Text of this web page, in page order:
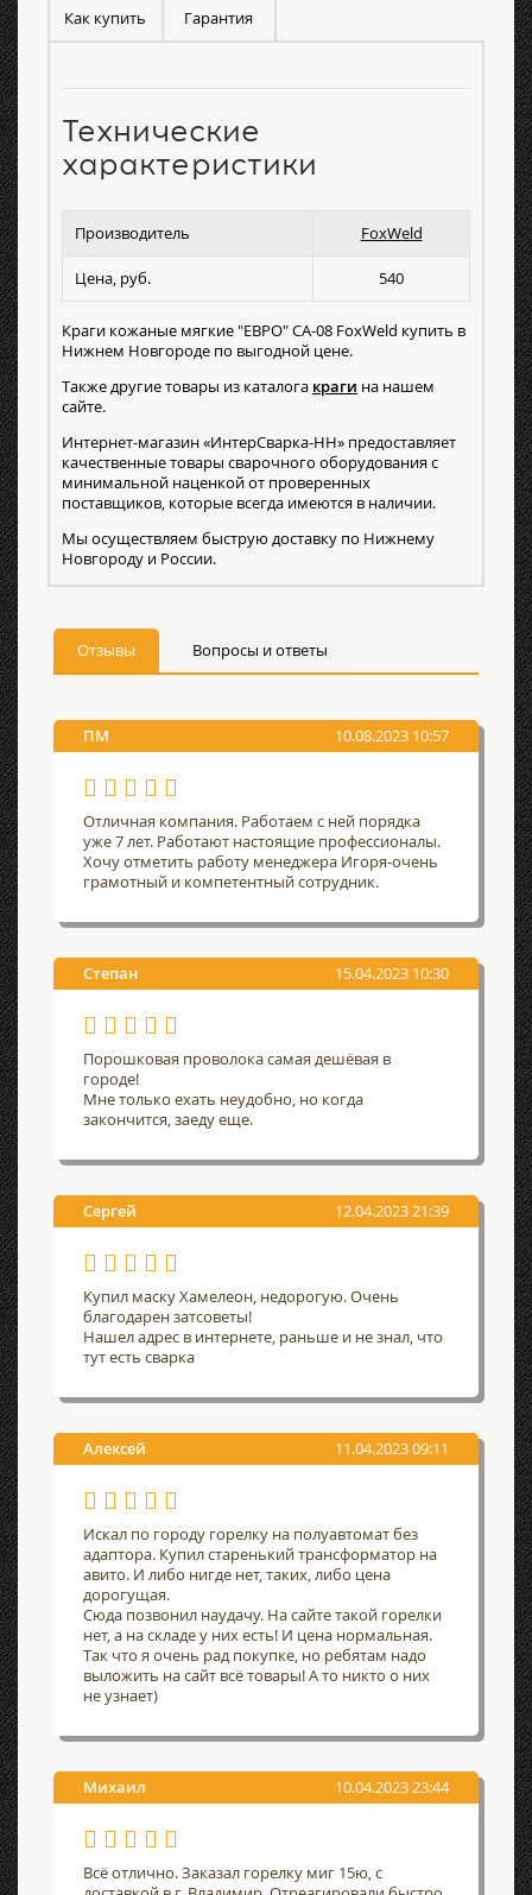
Как купить Гарантия
Технические
характеристики
Производитель FoxWeld
Цена, руб. 540
Краги кожаные мягкие "ЕВРО" СА-08 FoxWeld купить в
Нижнем Новгороде по выгодной цене.
Также другие товары из каталога краги на нашем
сайте.
Интернет-магазин «ИнтерСварка-НН» предоставляет
качественные товары сварочного оборудования с
минимальной наценкой от проверенных
поставщиков, которые всегда имеются в наличии.
Мы осуществляем быструю доставку по Нижнему
Новгороду и России.
Отзывы Вопросы и ответы
ПМ 10.08.2023 10:57
Отличная компания. Работаем с ней порядка
уже 7 лет. Работают настоящие профессионалы.
Хочу отметить работу менеджера Игоря-очень
грамотный и компетентный сотрудник.
Степан 15.04.2023 10:30
Порошковая проволока самая дешёвая в
городе!
Мне только ехать неудобно, но когда
закончится, заеду еще.
Сергей 12.04.2023 21:39
Купил маску Хамелеон, недорогую. Очень
благодарен затсоветы!
Нашел адрес в интернете, раньше и не знал, что
тут есть сварка
Алексей 11.04.2023 09:11
Искал по городу горелку на полуавтомат без
адаптора. Купил старенький трансформатор на
авито. И либо нигде нет, таких, либо цена
дорогущая.
Сюда позвонил наудачу. На сайте такой горелки
нет, а на складе у них есть! И цена нормальная.
Так что я очень рад покупке, но ребятам надо
выложить на сайт всё товары! А то никто о них
не узнает)
Михаил 10.04.2023 23:44
Всё отлично. Заказал горелку миг 15ю, с